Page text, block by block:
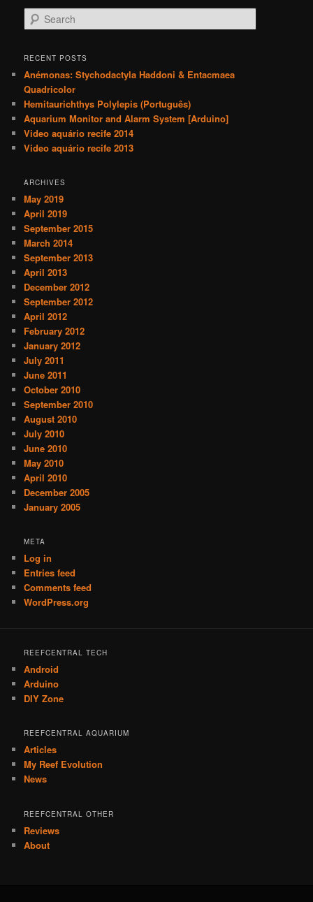
e
r
h
RECENT POSTS
Anémonas: Stychodactyla Haddoni & Entacmaea
Quadricolor
Hemitaurichthys Polylepis (Português)
Aquarium Monitor and Alarm System [Arduino]
Video aquário recife 2014
Video aquário recife 2013
ARCHIVES
May 2019
April 2019
September 2015
March 2014
September 2013
April 2013
December 2012
September 2012
April 2012
February 2012
January 2012
July 2011
June 2011
October 2010
September 2010
August 2010
July 2010
June 2010
May 2010
April 2010
December 2005
January 2005
META
Log in
Entries feed
Comments feed
WordPress.org
REEFCENTRAL TECH
Android
Arduino
DIY Zone
REEFCENTRAL AQUARIUM
Articles
My Reef Evolution
News
REEFCENTRAL OTHER
Reviews
About